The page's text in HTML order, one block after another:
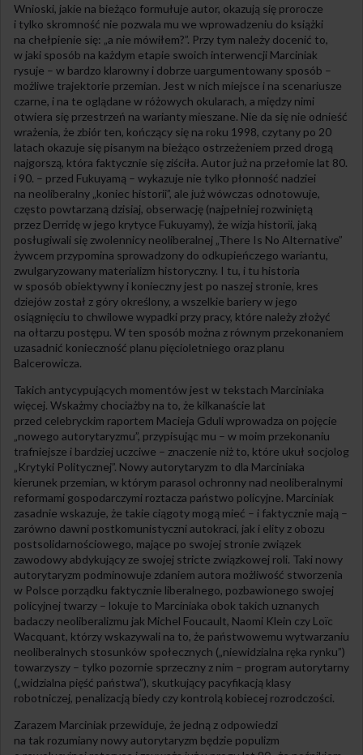
Wnioski, jakie na bieżąco formułuje autor, okazują się prorocze
i tylko skromność nie pozwala mu we wprowadzeniu do książki
na chełpienie się: „a nie mówiłem?”. Przy tym należy docenić to,
w jaki sposób na każdym etapie swoich interwencji Marciniak
rysuje – w bardzo klarowny i dobrze uargumentowany sposób –
możliwe trajektorie przemian. Jest w nich miejsce i na scenariusze
czarne, i na te oglądane w różowych okularach, a między nimi
otwiera się przestrzeń na warianty mieszane. Nie da się nie odnieść
wrażenia, że zbiór ten, kończący się na roku 1998, czytany po 20
latach okazuje się pisanym na bieżąco ostrzeżeniem przed drogą
najgorszą, która faktycznie się ziściła. Autor już na przełomie lat 80.
i 90. – przed Fukuyamą – wykazuje nie tylko płonność nadziei
na neoliberalny „koniec historii”, ale już wówczas odnotowuje,
często powtarzaną dzisiaj, obserwację (najpełniej rozwiniętą
przez Derridę w jego krytyce Fukuyamy), że wizja historii, jaką
posługiwali się zwolennicy neoliberalnej „There Is No Alternative”
żywcem przypomina sprowadzony do odkupieńczego wariantu,
zwulgaryzowany materializm historyczny. I tu, i tu historia
w sposób obiektywny i konieczny jest po naszej stronie, kres
dziejów został z góry określony, a wszelkie bariery w jego
osiągnięciu to chwilowe wypadki przy pracy, które należy złożyć
na ołtarzu postępu. W ten sposób można z równym przekonaniem
uzasadnić konieczność planu pięcioletniego oraz planu
Balcerowicza.
Takich antycypujących momentów jest w tekstach Marciniaka
więcej. Wskażmy chociażby na to, że kilkanaście lat
przed celebryckim raportem Macieja Gduli wprowadza on pojęcie
„nowego autorytaryzmu”, przypisując mu – w moim przekonaniu
trafniejsze i bardziej uczciwe – znaczenie niż to, które ukuł socjolog
„Krytyki Politycznej”. Nowy autorytaryzm to dla Marciniaka
kierunek przemian, w którym parasol ochronny nad neoliberalnymi
reformami gospodarczymi roztacza państwo policyjne. Marciniak
zasadnie wskazuje, że takie ciągoty mogą mieć – i faktycznie mają –
zarówno dawni postkomunistyczni autokraci, jak i elity z obozu
postsolidarnościowego, mające po swojej stronie związek
zawodowy abdykujący ze swojej stricte związkowej roli. Taki nowy
autorytaryzm podminowuje zdaniem autora możliwość stworzenia
w Polsce porządku faktycznie liberalnego, pozbawionego swojej
policyjnej twarzy – lokuje to Marciniaka obok takich uznanych
badaczy neoliberalizmu jak Michel Foucault, Naomi Klein czy Loïc
Wacquant, którzy wskazywali na to, że państwowemu wytwarzaniu
neoliberalnych stosunków społecznych („niewidzialna ręka rynku”)
towarzyszy – tylko pozornie sprzeczny z nim – program autorytarny
(„widzialna pięść państwa”), skutkujący pacyfikacją klasy
robotniczej, penalizacją biedy czy kontrolą kobiecej rozrodczości.
Zarazem Marciniak przewiduje, że jedną z odpowiedzi
na tak rozumiany nowy autorytaryzm będzie populizm